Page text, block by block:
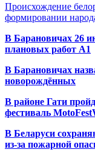
Происхождение
формировании
В Барановичах 26
плановых работ A1
В Барановичах
новорождённых
В районе Гати
фестиваль
В Беларуси
из-за пожарной